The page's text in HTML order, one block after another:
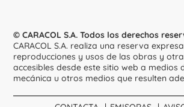
© CARACOL S.A. Todos los derechos
CARACOL S.A. realiza una reserva
reproducciones y usos de las obras y
accesibles desde este sitio web a medios
mecánica u otros medios que resulten